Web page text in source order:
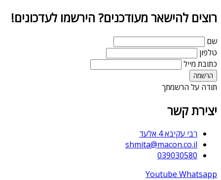
רוצים להישאר מעודכנים? הירשמו לעדכונים!
שם
טלפון
כתובת מייל
תודה על הרשמתך
יצירת קשר
רבי עקיבא 4 אלעד
shmita@macon.co.il
039030580
Youtube Whatsapp